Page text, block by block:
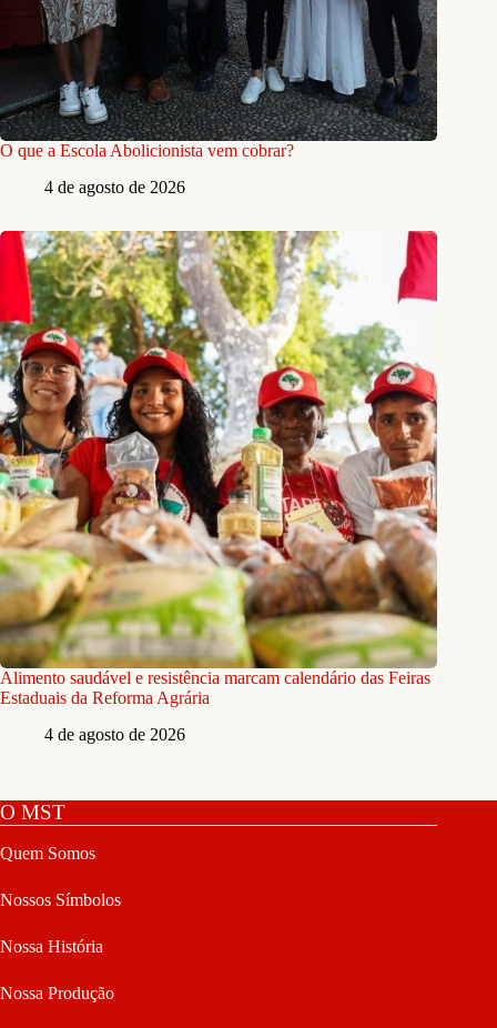
O que a Escola Abolicionista vem cobrar?
4 de agosto de 2026
Alimento saudável e resistência marcam calendário das Feiras
Estaduais da Reforma Agrária
4 de agosto de 2026
O MST
Quem Somos
Nossos Símbolos
Nossa História
Nossa Produção